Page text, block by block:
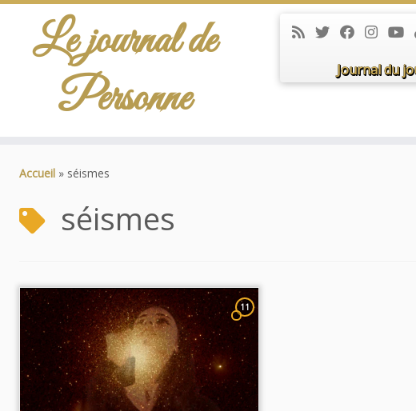
Le journal de
Personne
Journal du
Accueil » séismes
séismes
11